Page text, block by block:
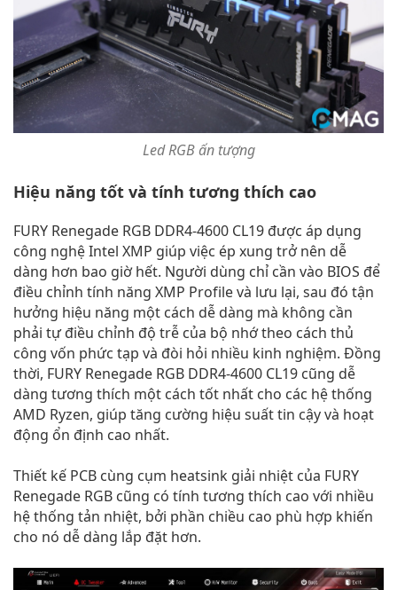
Led RGB ấn tượng
Hiệu năng tốt và tính tương thích cao
FURY Renegade RGB DDR4-4600 CL19 được áp dụng
công nghệ Intel XMP giúp việc ép xung trở nên dễ
dàng hơn bao giờ hết. Người dùng chỉ cần vào BIOS để
điều chỉnh tính năng XMP Profile và lưu lại, sau đó tận
hưởng hiệu năng một cách dễ dàng mà không cần
phải tự điều chỉnh độ trễ của bộ nhớ theo cách thủ
công vốn phức tạp và đòi hỏi nhiều kinh nghiệm. Đồng
thời, FURY Renegade RGB DDR4-4600 CL19 cũng dễ
dàng tương thích một cách tốt nhất cho các hệ thống
AMD Ryzen, giúp tăng cường hiệu suất tin cậy và hoạt
động ổn định cao nhất.
Thiết kế PCB cùng cụm heatsink giải nhiệt của FURY
Renegade RGB cũng có tính tương thích cao với nhiều
hệ thống tản nhiệt, bởi phần chiều cao phù hợp khiến
cho nó dễ dàng lắp đặt hơn.